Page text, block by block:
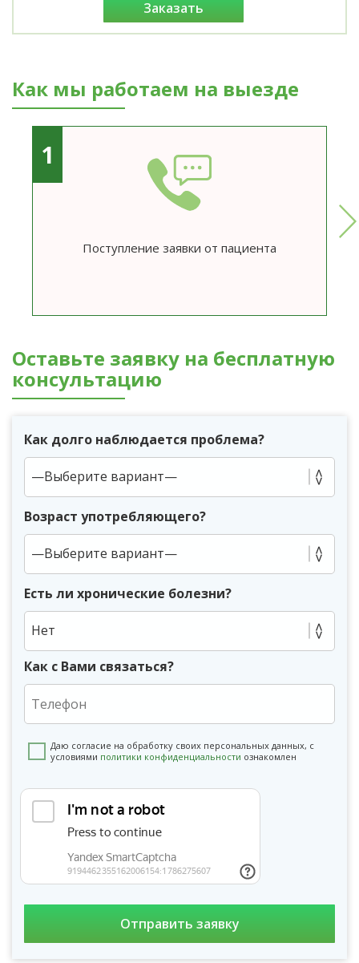
заказать
Как мы работаем на выезде
1
Поступление заявки от пациента
Оставьте заявку на бесплатную
консультацию
Как долго наблюдается проблема?
Возраст употребляющего?
Есть ли хронические болезни?
Нет
Как с Вами связаться?
Даю согласие на обработку своих персональных данных, с
условиями политики конфиденциальности ознакомлен